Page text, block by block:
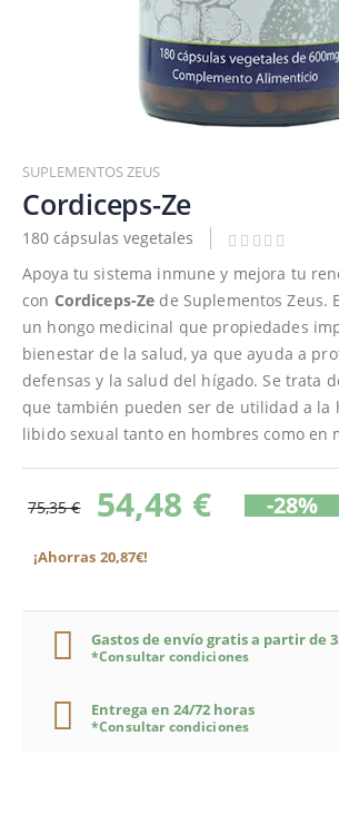
al
comienzo
de
la
galería
de
imágenes
SUPLEMENTOS ZEUS
Cordiceps-Ze
180 cápsulas vegetales
Apoya tu sistema inmune y mejora tu
con Cordiceps-Ze de Suplementos Zeus.
un hongo medicinal que propiedades
bienestar de la salud, ya que ayuda a
defensas y la salud del hígado. Se trata
que también pueden ser de utilidad a la
libido sexual tanto en hombres como en
75,35 € 54,48 € -28%
¡Ahorras 20,87€!
Gastos de envío gratis a partir de
*Consultar condiciones
Entrega en 24/72 horas
*Consultar condiciones